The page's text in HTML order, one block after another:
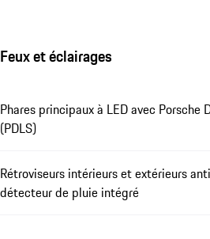
Feux et éclairages
Phares principaux à LED avec Porsche
(PDLS)
Rétroviseurs intérieurs et extérieurs
détecteur de pluie intégré